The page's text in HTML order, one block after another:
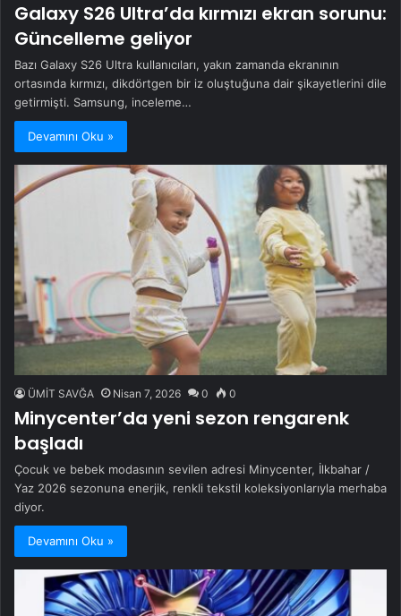
Galaxy S26 Ultra’da kırmızı ekran sorunu:
Güncelleme geliyor
Bazı Galaxy S26 Ultra kullanıcıları, yakın zamanda ekranının
ortasında kırmızı, dikdörtgen bir iz oluştuğuna dair şikayetlerini dile
getirmişti. Samsung, inceleme…
Devamını Oku »
ÜMİT SAVĞA Nisan 7, 2026 0 0
Minycenter’da yeni sezon rengarenk
başladı
Çocuk ve bebek modasının sevilen adresi Minycenter, İlkbahar /
Yaz 2026 sezonuna enerjik, renkli tekstil koleksiyonlarıyla merhaba
diyor.
Devamını Oku »